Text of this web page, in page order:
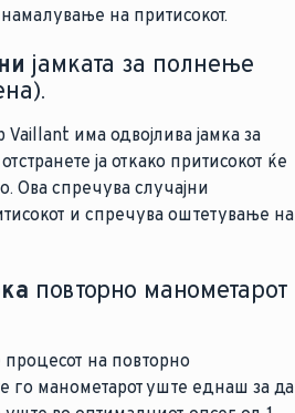
на притисокот.
јамката за полнење
има одвојлива јамка за
ја откако притисокот ќе
Ова спречува случајни
и спречува оштетување на
повторно манометарот
на повторно
го манометарот уште еднаш за да